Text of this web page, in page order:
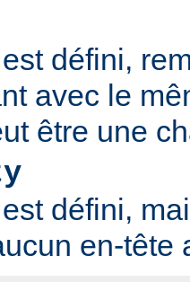
défini,
avec le
être une
défini,
en-tête